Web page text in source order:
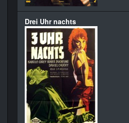
Drei Uhr nachts